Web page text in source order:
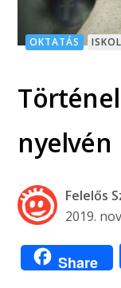
OKTATÁS
nyelvén
Felelős
2019.
Share